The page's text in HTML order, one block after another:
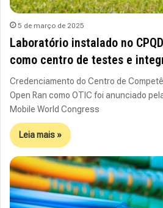
5 de março de 2025
Laboratório instalado no
como centro de testes e
Credenciamento do Centro de
Open Ran como OTIC foi anunciado
Mobile World Congress
Leia mais »